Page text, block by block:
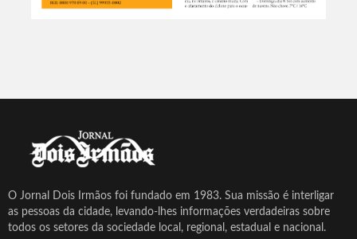
O Jornal Dois Irmãos foi fundado em 1983. Sua missão é interligar
as pessoas da cidade, levando-lhes informações verdadeiras sobre
todos os setores da sociedade local, regional, estadual e nacional.